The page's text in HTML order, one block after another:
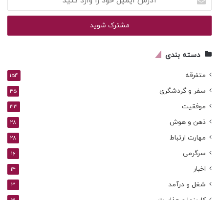
ایمیل
خود
وارد
دسته بندی
متفرقه 154
سفر و گردشگری 45
موفقیت 33
ذهن و هوش 28
مهارت ارتباط 28
سرگرمی 16
اخبار 14
شغل و درآمد 3